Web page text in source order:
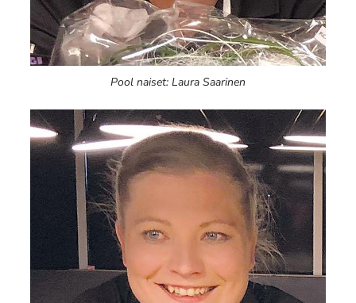
Pool naiset: Laura Saarinen